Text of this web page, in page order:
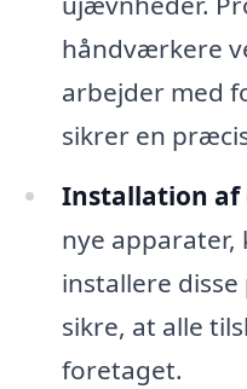
håndværkere
arbejder med
sikrer en
Installation af
nye apparater,
installere
sikre, at alle
foretaget.